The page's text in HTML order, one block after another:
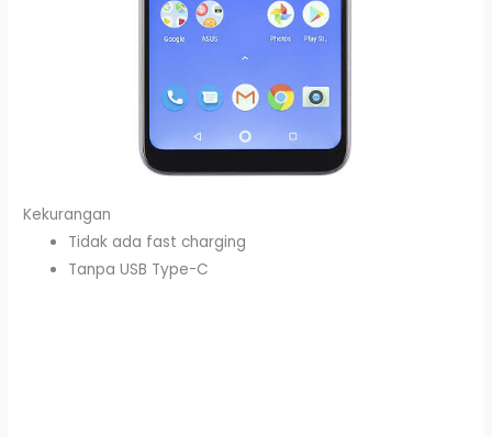
Kekurangan
Tidak ada fast charging
Tanpa USB Type-C